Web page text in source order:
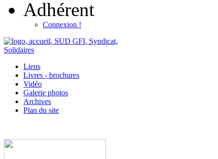
Adhérent
Connexion !
Liens
Livres - brochures
Vidéo
Galerie photos
Archives
Plan du site